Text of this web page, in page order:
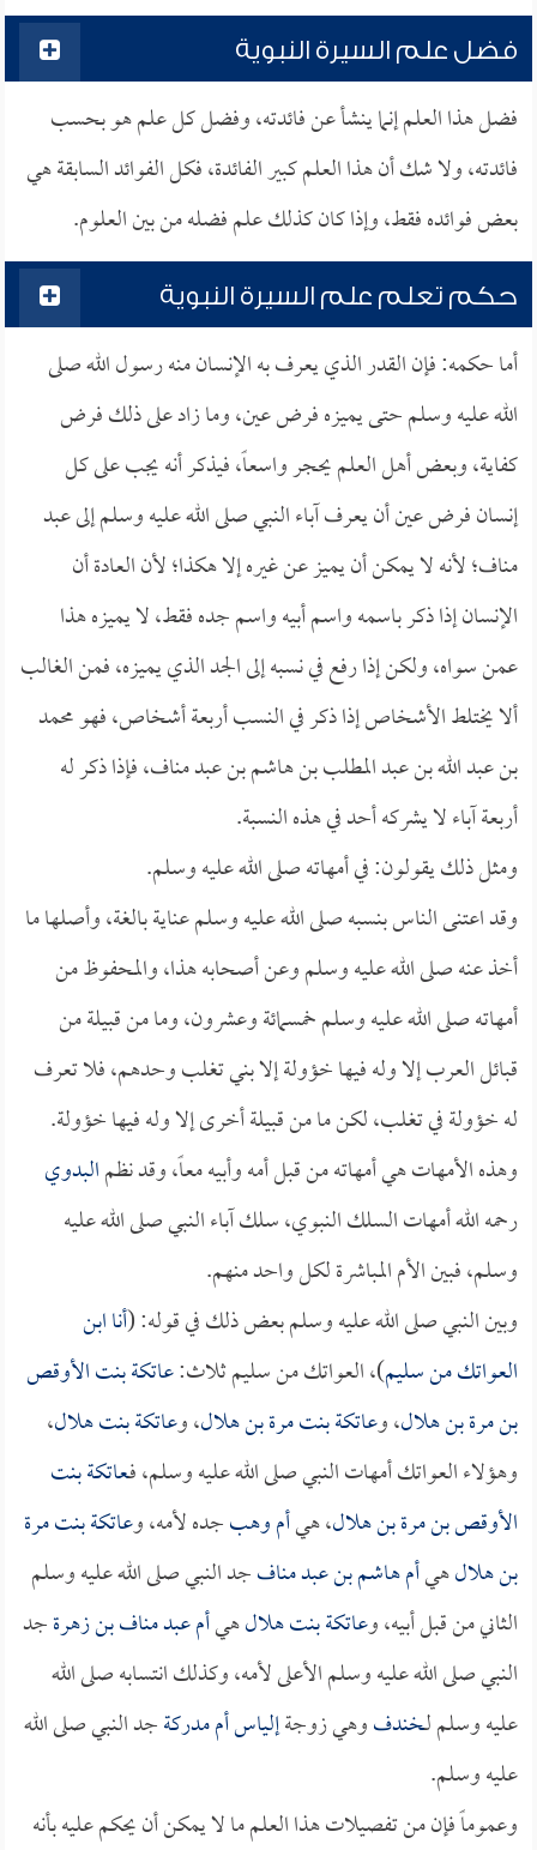
فضل علم السيرة النبوية
فضل هذا العلم إنما ينشأ عن فائدته، وفضل كل علم هو بحسب
فائدته، ولا شك أن هذا العلم كبير الفائدة، فكل الفوائد السابقة هي
بعض فوائده فقط، وإذا كان كذلك علم فضله من بين العلوم.
حكم تعلم علم السيرة النبوية
أما حكمه: فإن القدر الذي يعرف به الإنسان منه رسول الله صلى
الله عليه وسلم حتى يميزه فرض عين، وما زاد على ذلك فرض
كفاية، وبعض أهل العلم يحجر واسعاً، فيذكر أنه يجب على كل
إنسان فرض عين أن يعرف آباء النبي صلى الله عليه وسلم إلى عبد
مناف؛ لأنه لا يمكن أن يميز عن غيره إلا هكذا؛ لأن العادة أن
الإنسان إذا ذكر باسمه واسم أبيه واسم جده فقط، لا يميزه هذا
عمن سواه، ولكن إذا رفع في نسبه إلى الجد الذي يميزه، فمن الغالب
ألا يختلط الأشخاص إذا ذكر في النسب أربعة أشخاص، فهو محمد
بن عبد الله بن عبد المطلب بن هاشم بن عبد مناف، فإذا ذكر له
أربعة آباء لا يشركه أحد في هذه النسبة.
ومثل ذلك يقولون: في أمهاته صلى الله عليه وسلم.
وقد اعتنى الناس بنسبه صلى الله عليه وسلم عناية بالغة، وأصلها ما
أخذ عنه صلى الله عليه وسلم وعن أصحابه هذا، والمحفوظ من
أمهاته صلى الله عليه وسلم خمسمائة وعشرون، وما من قبيلة من
قبائل العرب إلا وله فيها خؤولة إلا بني تغلب وحدهم، فلا تعرف
له خؤولة في تغلب، لكن ما من قبيلة أخرى إلا وله فيها خؤولة.
وهذه الأمهات هي أمهاته من قبل أمه وأبيه معاً، وقد نظمالبدوي
رحمه الله أمهات السلك النبوي، سلك آباء النبي صلى الله عليه
وسلم، فبين الأم المباشرة لكل واحد منهم.
وبين النبي صلى الله عليه وسلم بعض ذلك في قوله: (أنا ابن
العواتك من سليم)، العواتك من سليم ثلاث:عاتكة بنت الأوقص
بن مرة بن هلال، وعاتكة بنت مرة بن هلال، وعاتكة بنت هلال،
وهؤلاء العواتك أمهات النبي صلى الله عليه وسلم، فـعاتكة بنت
الأوقص بن مرة بن هلال، هيأم وهبجده لأمه، وعاتكة بنت مرة
بن هلالهيأم هاشم بن عبد منافجد النبي صلى الله عليه وسلم
الثاني من قبل أبيه، وعاتكة بنت هلالهيأم عبد مناف بن زهرةجد
النبي صلى الله عليه وسلم الأعلى لأمه، وكذلك انتسابه صلى الله
عليه وسلم لـخندفوهي زوجةإلياس أم مدركةجد النبي صلى الله
عليه وسلم.
وعموماً فإن من تفصيلات هذا العلم ما لا يمكن أن يحكم عليه بأنه